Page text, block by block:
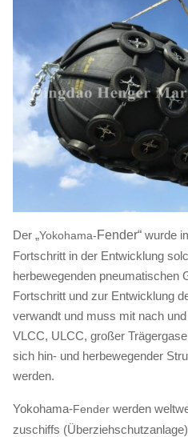
Der „Yokohama-Fender“ wurde
Fortschritt in der Entwicklung
herbewegenden pneumatischen
Fortschritt und zur Entwicklung
verwandt und muss mit nach
VLCC, ULCC, großer
sich hin- und herbewegender
werden.
Yokohama-Fender werden
zuschiffs